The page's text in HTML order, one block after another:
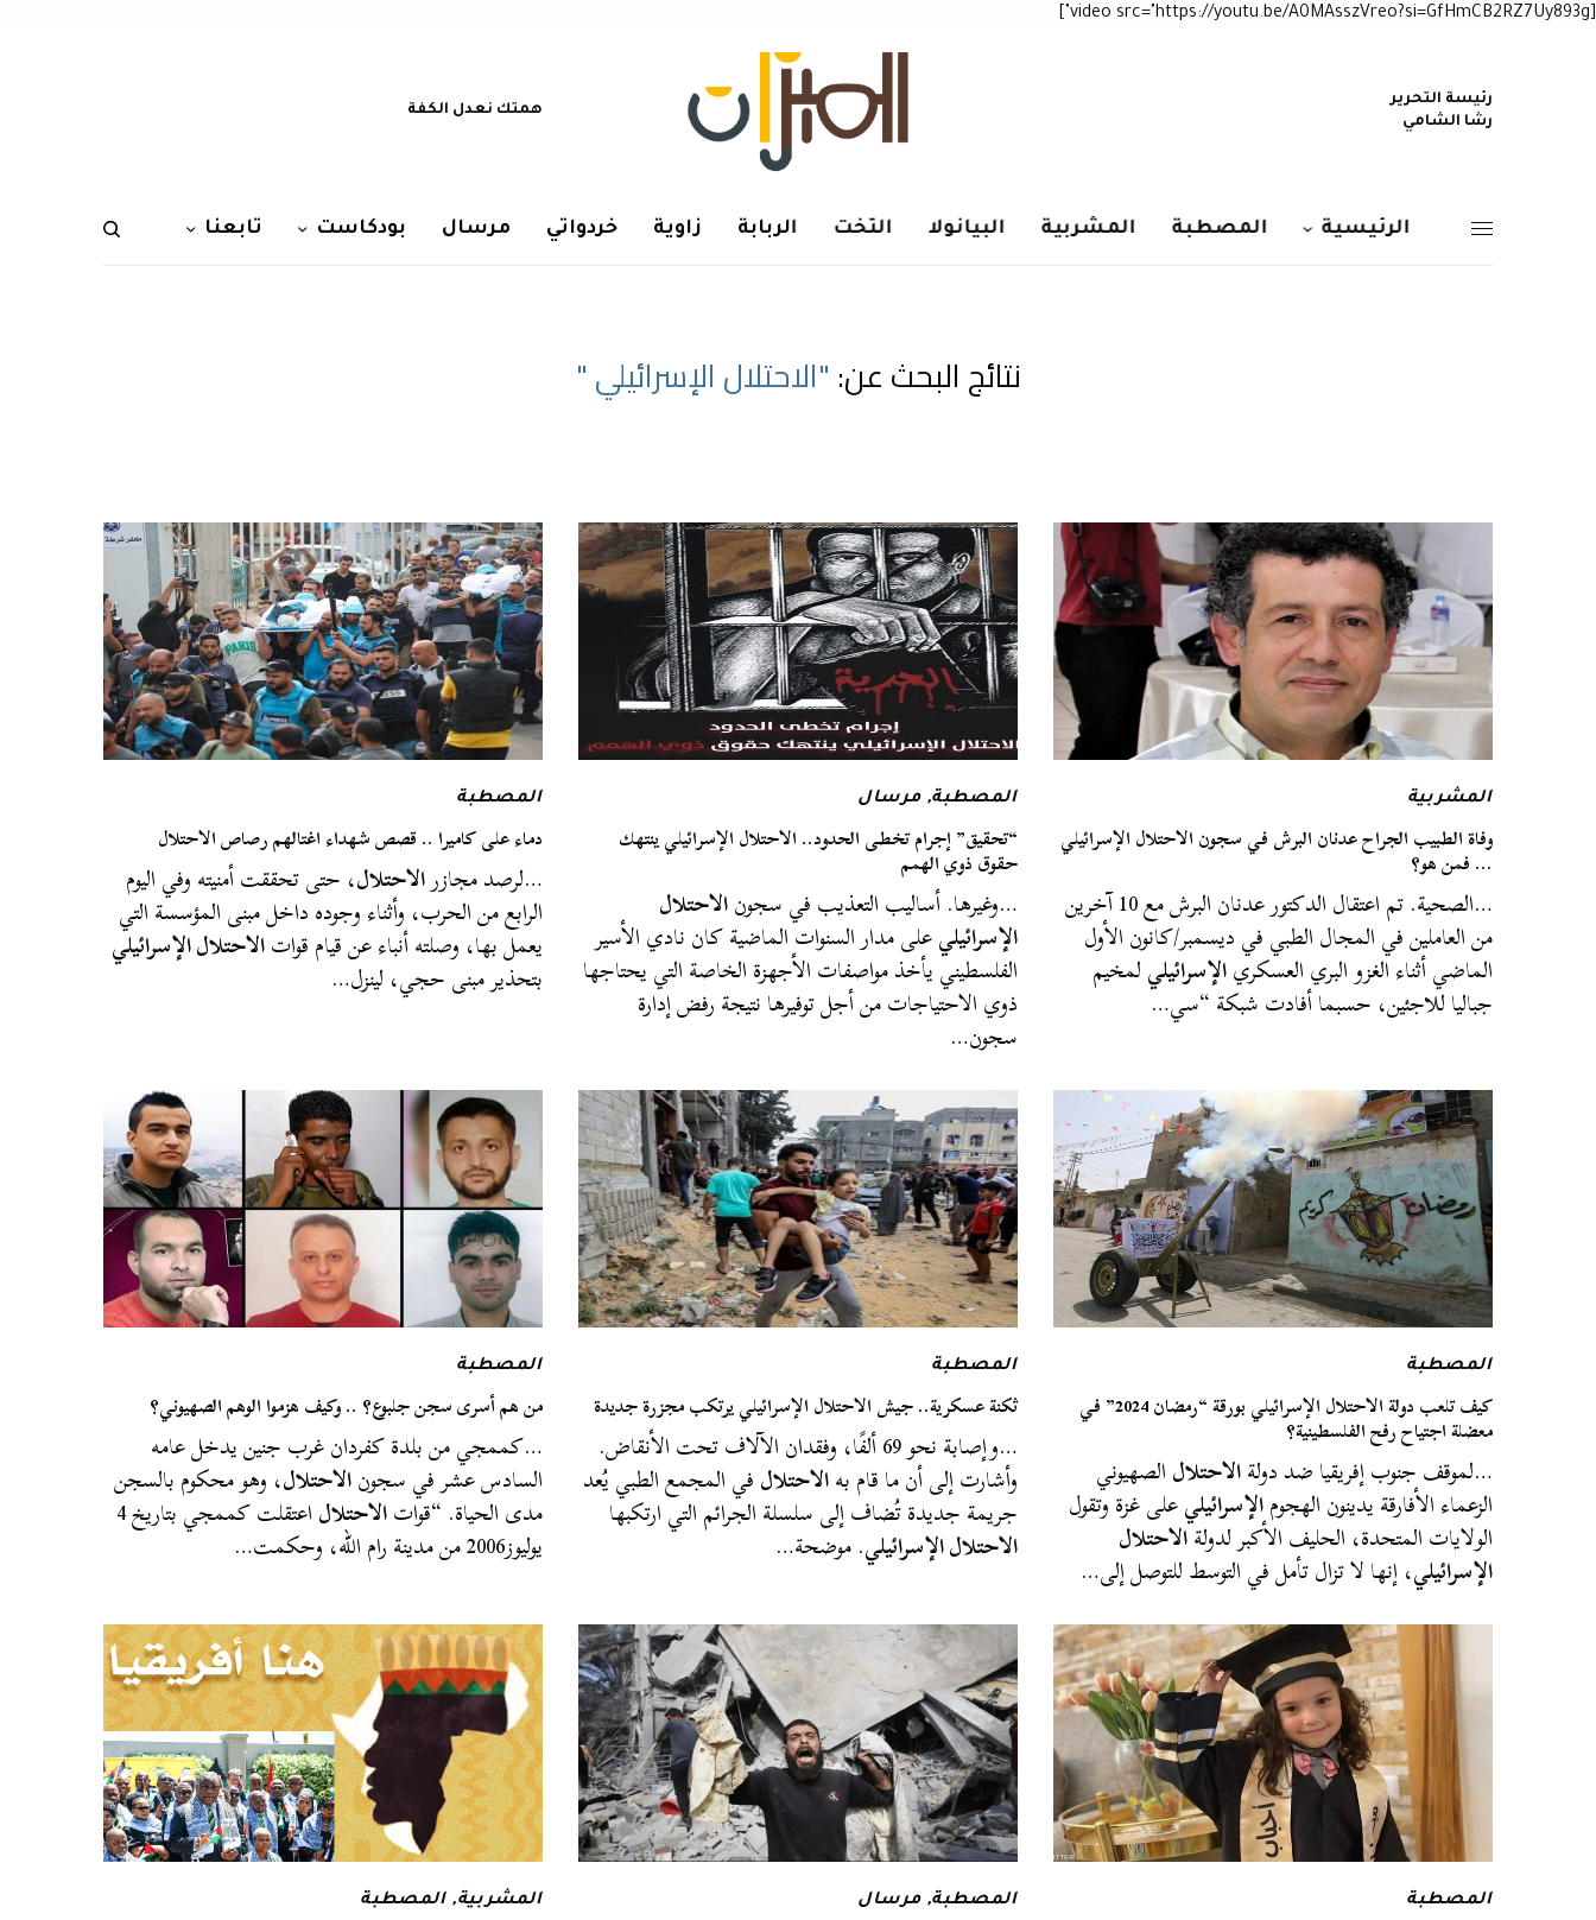
[video src="https://youtu.be/A0MAsszVreo?si=GfHmCB2RZ7Uy893g"]
رئيسة التحرير
رشا الشامي
همتك نعدل الكفة
الرئيسية المصطبة المشربية البيانولا التخت الربابة زاوية خردواتي مرسال بودكاست تابعنا
نتائج البحث عن: "الاحتلال الإسرائيلي "
المشربية
وفاة الطبيب الجراح عدنان البرش في سجون الاحتلال الإسرائيلي
… فمن هو؟
…الصحية. تم اعتقال الدكتور عدنان البرش مع 10 آخرين
من العاملين في المجال الطبي في ديسمبر/كانون الأول
الماضي أثناء الغزو البري العسكريالإسرائيليلمخيم
جباليا للاجئين، حسبما أفادت شبكة “سي…
المصطبة,مرسال
“تحقيق” إجرام تخطى الحدود.. الاحتلال الإسرائيلي ينتهك
حقوق ذوي الهمم
…وغيرها. أساليب التعذيب في سجونالاحتلال
الإسرائيليعلى مدار السنوات الماضية كان نادي الأسير
الفلسطيني يأخذ مواصفات الأجهزة الخاصة التي يحتاجها
ذوي الاحتياجات من أجل توفيرها نتيجة رفض إدارة
سجون…
المصطبة
دماء على كاميرا .. قصص شهداء اغتالهم رصاص الاحتلال
…لرصد مجازرالاحتلال، حتى تحققت أمنيته وفي اليوم
الرابع من الحرب، وأثناء وجوده داخل مبنى المؤسسة التي
يعمل بها، وصلته أنباء عن قيام قواتالاحتلال الإسرائيلي
بتحذير مبنى حجي، لينزل…
المصطبة
كيف تلعب دولة الاحتلال الإسرائيلي بورقة “رمضان 2024” في
معضلة اجتياح رفح الفلسطينية؟
…لموقف جنوب إفريقيا ضد دولةالاحتلالالصهيوني
الزعماء الأفارقة يدينون الهجومالإسرائيليعلى غزة وتقول
الولايات المتحدة، الحليف الأكبر لدولةالاحتلال
الإسرائيلي، إنها لا تزال تأمل في التوسط للتوصل إلى…
المصطبة
ثكنة عسكرية.. جيش الاحتلال الإسرائيلي يرتكب مجزرة جديدة
…وإصابة نحو 69 ألفًا، وفقدان الآلاف تحت الأنقاض.
وأشارت إلى أن ما قام بهالاحتلالفي المجمع الطبي يُعد
جريمة جديدة تُضاف إلى سلسلة الجرائم التي ارتكبها
الاحتلال الإسرائيلي. موضحة…
المصطبة
من هم أسرى سجن جلبوع؟ .. وكيف هزموا الوهم الصهيوني؟
…كممجي من بلدة كفردان غرب جنين يدخل عامه
السادس عشر في سجونالاحتلال، وهو محكوم بالسجن
مدى الحياة. “قواتالاحتلال اعتقلت كممجي بتاريخ 4
يوليوز2006 من مدينة رام الله، وحكمت…
المصطبة المصطبة,مرسال المشربية,المصطبة